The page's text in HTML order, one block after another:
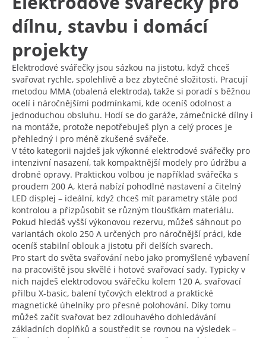
dílnu, stavbu i domácí
projekty
Elektrodové svářečky jsou sázkou na jistotu, když chceš
svařovat rychle, spolehlivě a bez zbytečné složitosti. Pracují
metodou MMA (obalená elektroda), takže si poradí s běžnou
ocelí i náročnějšími podmínkami, kde oceníš odolnost a
jednoduchou obsluhu. Hodí se do garáže, zámečnické dílny i
na montáže, protože nepotřebuješ plyn a celý proces je
přehledný i pro méně zkušené svářeče.
V této kategorii najdeš jak výkonné elektrodové svářečky pro
intenzivní nasazení, tak kompaktnější modely pro údržbu a
drobné opravy. Praktickou volbou je například svářečka s
proudem 200 A, která nabízí pohodlné nastavení a čitelný
LED displej – ideální, když chceš mít parametry stále pod
kontrolou a přizpůsobit se různým tloušťkám materiálu.
Pokud hledáš vyšší výkonovou rezervu, můžeš sáhnout po
variantách okolo 250 A určených pro náročnější práci, kde
oceníš stabilní oblouk a jistotu při delších svarech.
Pro start do světa svařování nebo jako promyšlené vybavení
na pracoviště jsou skvělé i hotové svařovací sady. Typicky v
nich najdeš elektrodovou svářečku kolem 120 A, svařovací
přilbu X-basic, balení tyčových elektrod a praktické
magnetické úhelníky pro přesné polohování. Díky tomu
můžeš začít svařovat bez zdlouhavého dohledávání
základních doplňků a soustředit se rovnou na výsledek –